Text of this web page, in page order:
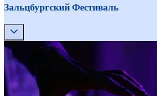
Зальцбургский Фестиваль